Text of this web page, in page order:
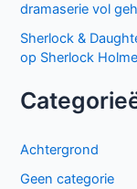
dramaserie vol
Sherlock &
op Sherlock
Achtergrond
Geen categorie